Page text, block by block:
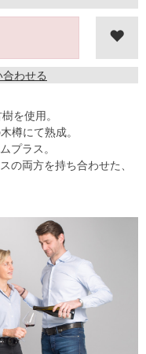
わせる
を使用。
樽にて熟成。
プラス。
の両方を持ち合わせた、